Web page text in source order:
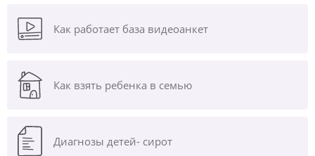
Как работает база видеоанкет
Как взять ребенка в семью
Диагнозы детей- сирот